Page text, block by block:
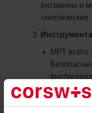
витамины и
МРТ всего
УЗИ